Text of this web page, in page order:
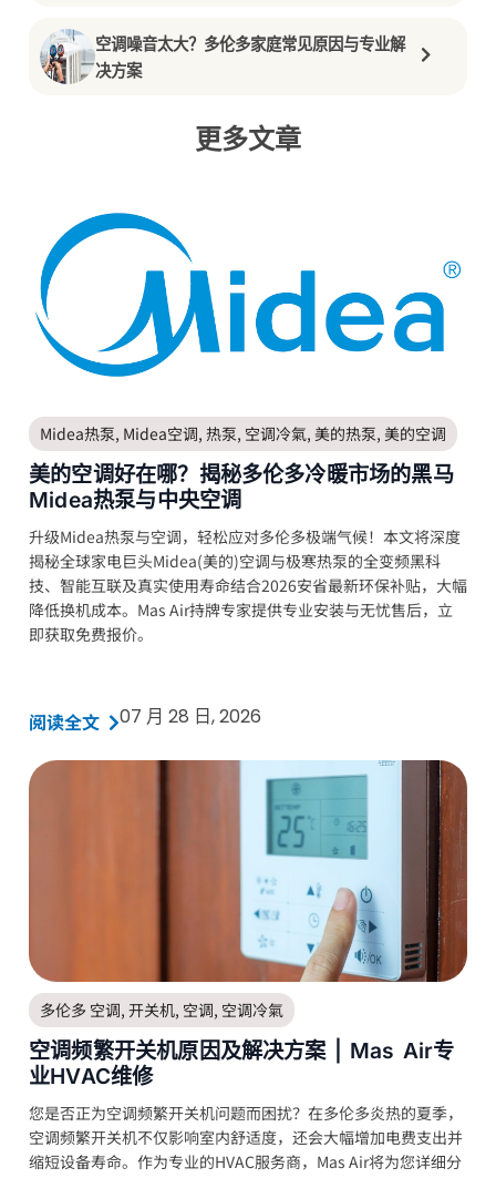
空调噪音太大？多伦多家庭常见原因与专业解
决方案
更多文章
Midea热泵, Midea空调, 热泵, 空调冷氣, 美的热泵, 美的空调
美的空调好在哪？揭秘多伦多冷暖市场的黑马
Midea热泵与中央空调
升级Midea热泵与空调，轻松应对多伦多极端气候！本文将深度
揭秘全球家电巨头Midea(美的)空调与极寒热泵的全变频黑科
技、智能互联及真实使用寿命结合2026安省最新环保补贴，大幅
降低换机成本。Mas Air持牌专家提供专业安装与无忧售后，立
即获取免费报价。
阅读全文 07 月 28 日, 2026
多伦多 空调, 开关机, 空调, 空调冷氣
空调频繁开关机原因及解决方案 | Mas Air专
业HVAC维修
您是否正为空调频繁开关机问题而困扰？在多伦多炎热的夏季，
空调频繁开关机不仅影响室内舒适度，还会大幅增加电费支出并
缩短设备寿命。作为专业的HVAC服务商，Mas Air将为您详细分